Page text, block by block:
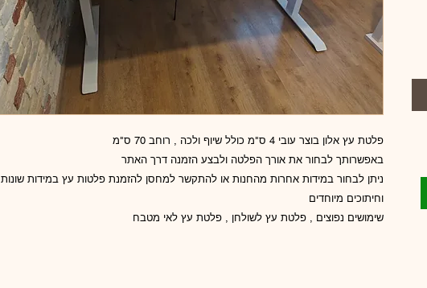
פלטת עץ אלון בוצר עובי 4 ס"מ כולל שיוף ולכה , רוחב 70 ס"מ
באפשרותך לבחור את אורך הפלטה ולבצע הזמנה דרך האתר
ניתן לבחור במידות אחרות מהחנות או להתקשר למחסן להזמנת פלטות עץ במידות שונות
וחיתוכים מיוחדים
שימושים נפוצים , פלטת עץ לשולחן , פלטת עץ לאי מטבח